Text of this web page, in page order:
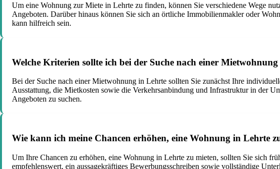
Um eine Wohnung zur Miete in Lehrte zu finden, können Sie verschiedene Wege
Angeboten. Darüber hinaus können Sie sich an örtliche Immobilienmakler oder
kann hilfreich sein.
Welche Kriterien sollte ich bei der Suche nach einer
Bei der Suche nach einer Mietwohnung in Lehrte sollten Sie zunächst Ihre
Ausstattung, die Mietkosten sowie die Verkehrsanbindung und Infrastruktur in der
Angeboten zu suchen.
Wie kann ich meine Chancen erhöhen, eine Wohnung in Lehrte
Um Ihre Chancen zu erhöhen, eine Wohnung in Lehrte zu mieten, sollten Sie sich
empfehlenswert, ein aussagekräftiges Bewerbungsschreiben sowie vollständige